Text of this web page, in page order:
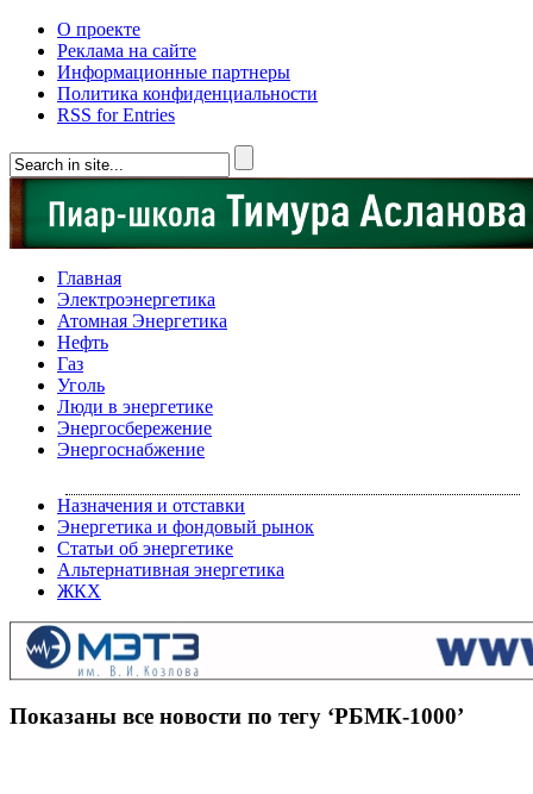
О проекте
Реклама на сайте
Информационные партнеры
Политика конфиденциальности
RSS for Entries
Главная
Электроэнергетика
Атомная Энергетика
Нефть
Газ
Уголь
Люди в энергетике
Энергосбережение
Энергоснабжение
Назначения и отставки
Энергетика и фондовый рынок
Статьи об энергетике
Альтернативная энергетика
ЖКХ
Показаны все новости по тегу ‘РБМК-1000’